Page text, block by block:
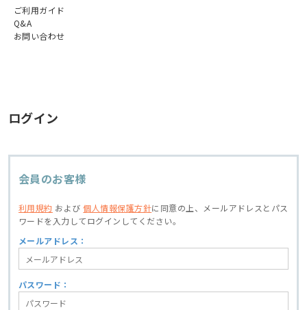
ご利用ガイド
Q&A
お問い合わせ
ログイン
会員のお客様
利用規約 および個人情報保護方針に同意の上、
メールアドレスとパス
ワードを入力してログインしてください。
メールアドレス：
パスワード：